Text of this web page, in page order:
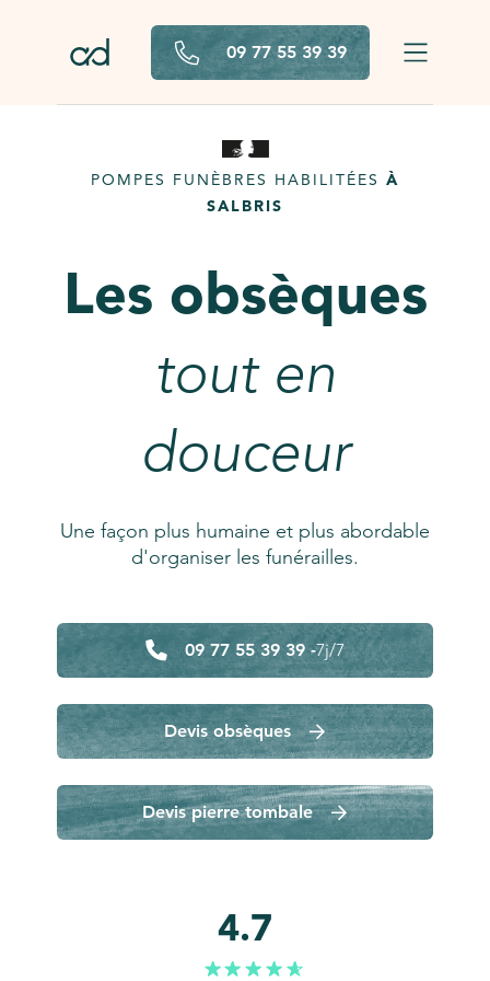
09 77 55 39 39
POMPES FUNÈBRES HABILITÉES À
SALBRIS
Les obsèques
tout en
douceur
Une façon plus humaine et plus abordable
d'organiser les funérailles.
09 77 55 39 39 -7j/7
Devis obsèques
Devis pierre tombale
4.7